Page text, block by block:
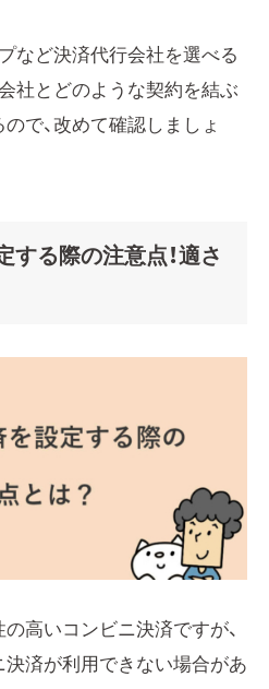
など決済代行会社を選べる
社とどのような契約を結ぶ
で、改めて確認しましょ
する際の注意点！適さ
高いコンビニ決済ですが、
済が利用できない場合があ